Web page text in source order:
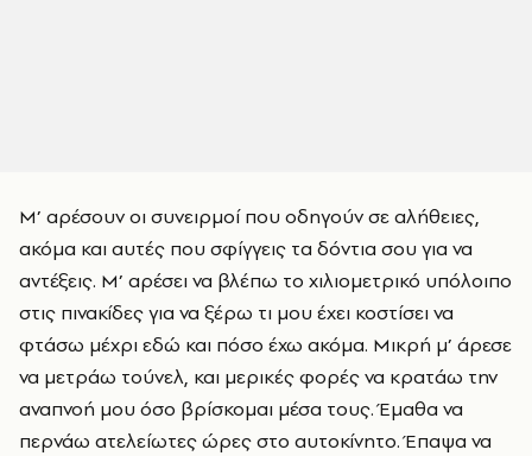
Μ’ αρέσουν οι συνειρμοί που οδηγούν σε αλήθειες,
ακόμα και αυτές που σφίγγεις τα δόντια σου για να
αντέξεις. Μ’ αρέσει να βλέπω το χιλιομετρικό υπόλοιπο
στις πινακίδες για να ξέρω τι μου έχει κοστίσει να
φτάσω μέχρι εδώ και πόσο έχω ακόμα. Μικρή μ’ άρεσε
να μετράω τούνελ, και μερικές φορές να κρατάω την
αναπνοή μου όσο βρίσκομαι μέσα τους. Έμαθα να
περνάω ατελείωτες ώρες στο αυτοκίνητο. Έπαψα να